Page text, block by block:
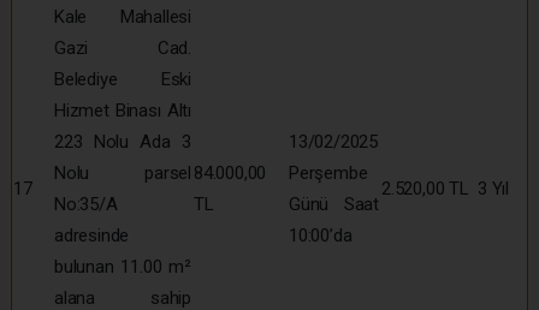
17
Kale Mahallesi
Gazi Cad.
Belediye Eski
Hizmet Binası Altı
223 Nolu Ada 3
Nolu parsel
No:35/A
adresinde
bulunan 11.00 m²
alana sahip
84.000,00
TL
13/02/2025
Perşembe
Günü Saat
10:00’da
2.520,00 TL 3 Yıl